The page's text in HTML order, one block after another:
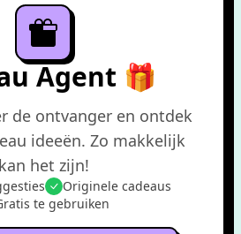
Agent 🎁
de ontvanger en ontdek
ideeën. Zo makkelijk
kan het zijn!
Originele cadeaus
te gebruiken